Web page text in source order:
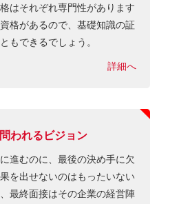
はそれぞれ専門性があります
格があるので、基礎知識の証
もできるでしょう。
詳細へ
われるビジョン
進むのに、最後の決め手に欠
を出せないのはもったいない
最終面接はその企業の経営陣